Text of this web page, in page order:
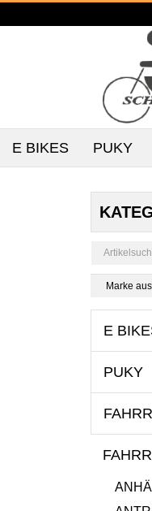
E BIKES PUKY
E
PUKY